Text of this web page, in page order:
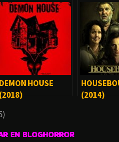
DEMON HOUSE
(2018)
(2014)
EN BLOGHORROR